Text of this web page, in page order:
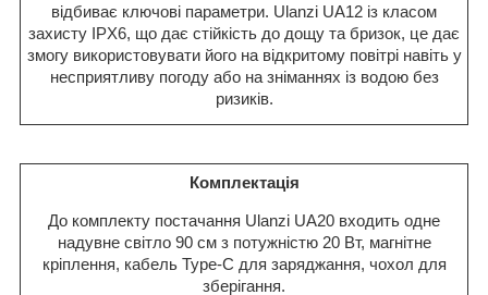
відбиває ключові параметри. Ulanzi UA12 із класом
захисту IPX6, що дає стійкість до дощу та бризок, це дає
змогу використовувати його на відкритому повітрі навіть у
несприятливу погоду або на зніманнях із водою без
ризиків.
Комплектація
До комплекту постачання Ulanzi UA20 входить одне
надувне світло 90 см з потужністю 20 Вт, магнітне
кріплення, кабель Type-C для заряджання, чохол для
зберігання.